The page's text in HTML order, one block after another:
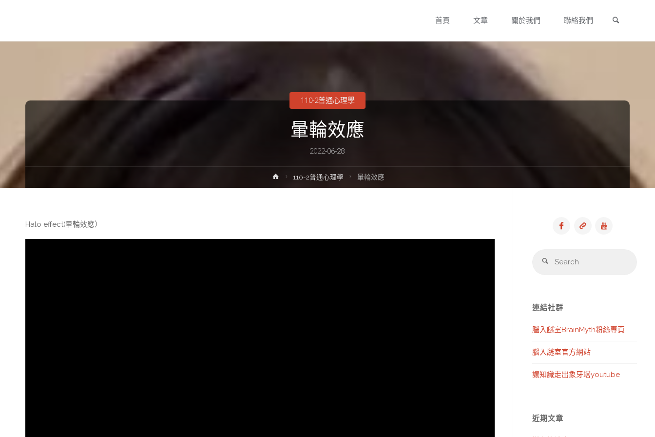
走
首頁 文章 關於我們 聯絡我們
暈輪效應
2022-06-28
110-2普通心理學
Home110-2普通心理學 暈輪效應
Halo effect(暈輪效應）
Search
連結社群
腦入謎室BrainMyth粉絲專頁
腦入謎室官方網站
讓知識走出象牙塔youtube
近期文章